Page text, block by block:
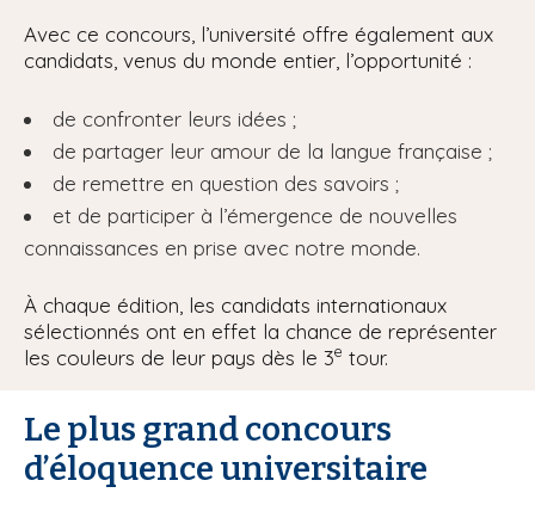
Avec ce concours, l’université offre également aux
candidats, venus du monde entier, l’opportunité :
de confronter leurs idées ;
de partager leur amour de la langue française ;
de remettre en question des savoirs ;
et de participer à l’émergence de nouvelles
connaissances en prise avec notre monde.
À chaque édition, les candidats internationaux
sélectionnés ont en effet la chance de représenter
les couleurs de leur pays dès le 3e tour.
Le plus grand concours
d’éloquence universitaire